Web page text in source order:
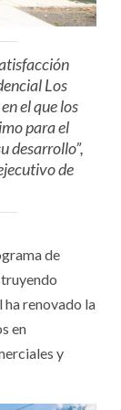
Los
el que los
para el
desarrollo”,
de
de
ha renovado la
en
y